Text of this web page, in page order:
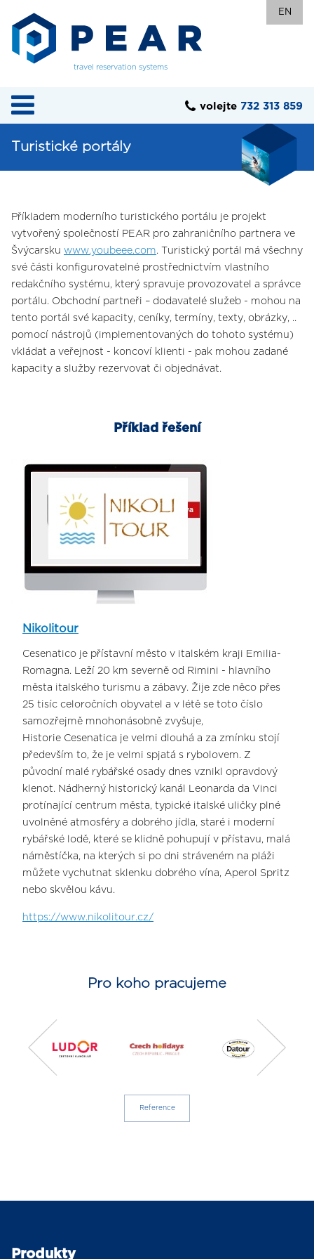
travel reservation systems
EN
volejte 732 313 859
Turistické portály
Příkladem moderního turistického portálu je projekt
vytvořený společností PEAR pro zahraničního partnera ve
Švýcarsku www.youbeee.com. Turistický portál má všechny
své části konfigurovatelné prostřednictvím vlastního
redakčního systému, který spravuje provozovatel a správce
portálu. Obchodní partneři – dodavatelé služeb - mohou na
tento portál své kapacity, ceníky, termíny, texty, obrázky, ..
pomocí nástrojů (implementovaných do tohoto systému)
vkládat a veřejnost - koncoví klienti - pak mohou zadané
kapacity a služby rezervovat či objednávat.
Příklad řešení
Nikolitour
Cesenatico je přístavní město v italském kraji Emilia-
Romagna. Leží 20 km severně od Rimini - hlavního
města italského turismu a zábavy. Žije zde něco přes
25 tisíc celoročních obyvatel a v létě se toto číslo
samozřejmě mnohonásobně zvyšuje,
Historie Cesenatica je velmi dlouhá a za zmínku stojí
především to, že je velmi spjatá s rybolovem. Z
původní malé rybářské osady dnes vznikl opravdový
klenot. Nádherný historický kanál Leonarda da Vinci
protínající centrum města, typické italské uličky plné
uvolněné atmosféry a dobrého jídla, staré i moderní
rybářské lodě, které se klidně pohupují v přístavu, malá
náměstíčka, na kterých si po dni stráveném na pláži
můžete vychutnat sklenku dobrého vína, Aperol Spritz
nebo skvělou kávu.
https://www.nikolitour.cz/
Pro koho pracujeme
Reference
Produkty